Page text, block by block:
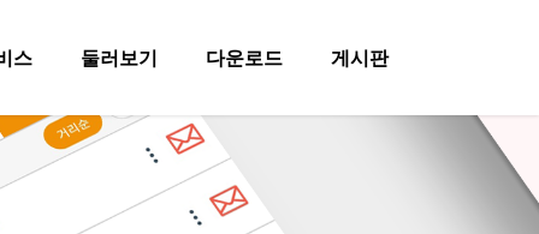
스 둘러보기 다운로드 게시판